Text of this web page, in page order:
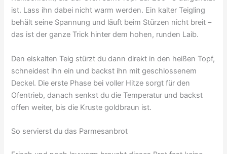
ist. Lass ihn dabei nicht warm werden. Ein kalter Teigling
behält seine Spannung und läuft beim Stürzen nicht breit –
das ist der ganze Trick hinter dem hohen, runden Laib.
Den eiskalten Teig stürzt du dann direkt in den heißen Topf,
schneidest ihn ein und backst ihn mit geschlossenem
Deckel. Die erste Phase bei voller Hitze sorgt für den
Ofentrieb, danach senkst du die Temperatur und backst
offen weiter, bis die Kruste goldbraun ist.
So servierst du das Parmesanbrot